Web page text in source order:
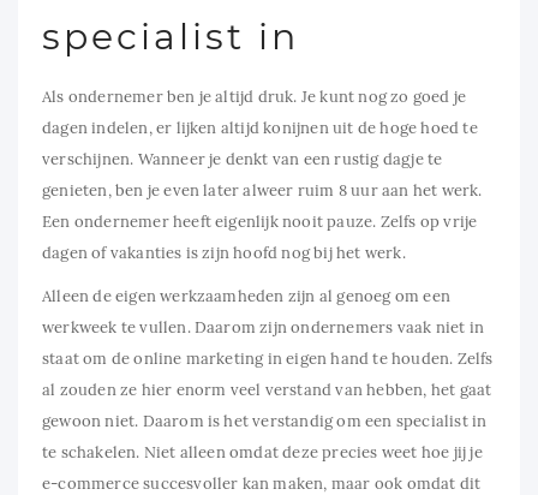
specialist in
Als ondernemer ben je altijd druk. Je kunt nog zo goed je
dagen indelen, er lijken altijd konijnen uit de hoge hoed te
verschijnen. Wanneer je denkt van een rustig dagje te
genieten, ben je even later alweer ruim 8 uur aan het werk.
Een ondernemer heeft eigenlijk nooit pauze. Zelfs op vrije
dagen of vakanties is zijn hoofd nog bij het werk.
Alleen de eigen werkzaamheden zijn al genoeg om een
werkweek te vullen. Daarom zijn ondernemers vaak niet in
staat om de online marketing in eigen hand te houden. Zelfs
al zouden ze hier enorm veel verstand van hebben, het gaat
gewoon niet. Daarom is het verstandig om een specialist in
te schakelen. Niet alleen omdat deze precies weet hoe jij je
e-commerce succesvoller kan maken, maar ook omdat dit